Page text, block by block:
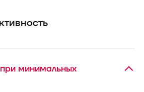
минимальных